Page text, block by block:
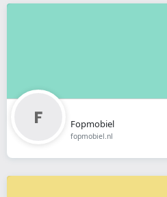
Fopmobiel
fopmobiel.nl